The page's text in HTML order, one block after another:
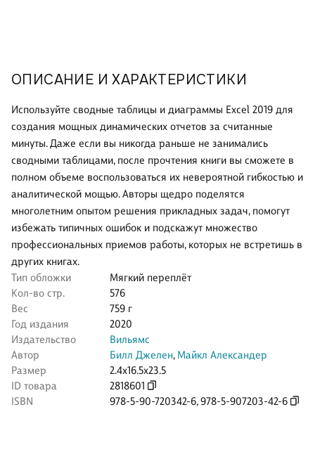
ОПИСАНИЕ И ХАРАКТЕРИСТИКИ
Используйте сводные таблицы и диаграммы Excel 2019 для
создания мощных динамических отчетов за считанные
минуты. Даже если вы никогда раньше не занимались
сводными таблицами, после прочтения книги вы сможете в
полном объеме воспользоваться их невероятной гибкостью и
аналитической мощью. Авторы щедро поделятся
многолетним опытом решения прикладных задач, помогут
избежать типичных ошибок и подскажут множество
профессиональных приемов работы, которых не встретишь в
других книгах.
Тип обложки
Мягкий переплёт
Кол-во стр.
576
Вес
759 г
Год издания
2020
Издательство
Вильямс
Автор
Билл Джелен, Майкл Александер
Размер
2.4x16.5x23.5
ID товара
2818601
ISBN
978-5-90-720342-6,978-5-907203-42-6